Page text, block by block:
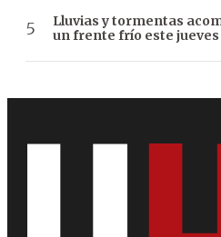
Lluvias y tormentas
un frente frío este jueves